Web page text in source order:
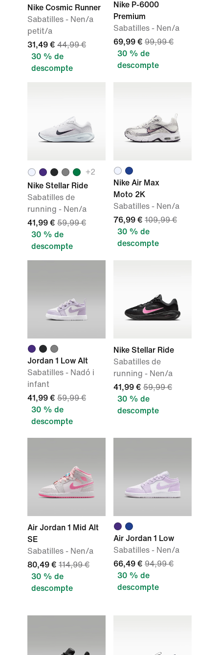
Nike Cosmic Runner
Sabatilles - Nen/a
petit/a
31,49 € 44,99 €
30 % de
descompte
Nike P-6000
Premium
Sabatilles - Nen/a
69,99 € 99,99 €
30 % de
descompte
+2
Nike Stellar Ride
Sabatilles de
running - Nen/a
41,99 € 59,99 €
30 % de
descompte
Nike Air Max
Moto 2K
Sabatilles - Nen/a
76,99 € 109,99 €
30 % de
descompte
Jordan 1 Low Alt
Sabatilles - Nadó i
infant
41,99 € 59,99 €
30 % de
descompte
Nike Stellar Ride
Sabatilles de
running - Nen/a
41,99 € 59,99 €
30 % de
descompte
Air Jordan 1 Mid Alt
SE
Sabatilles - Nen/a
80,49 € 114,99 €
30 % de
descompte
Air Jordan 1 Low
Sabatilles - Nen/a
66,49 € 94,99 €
30 % de
descompte